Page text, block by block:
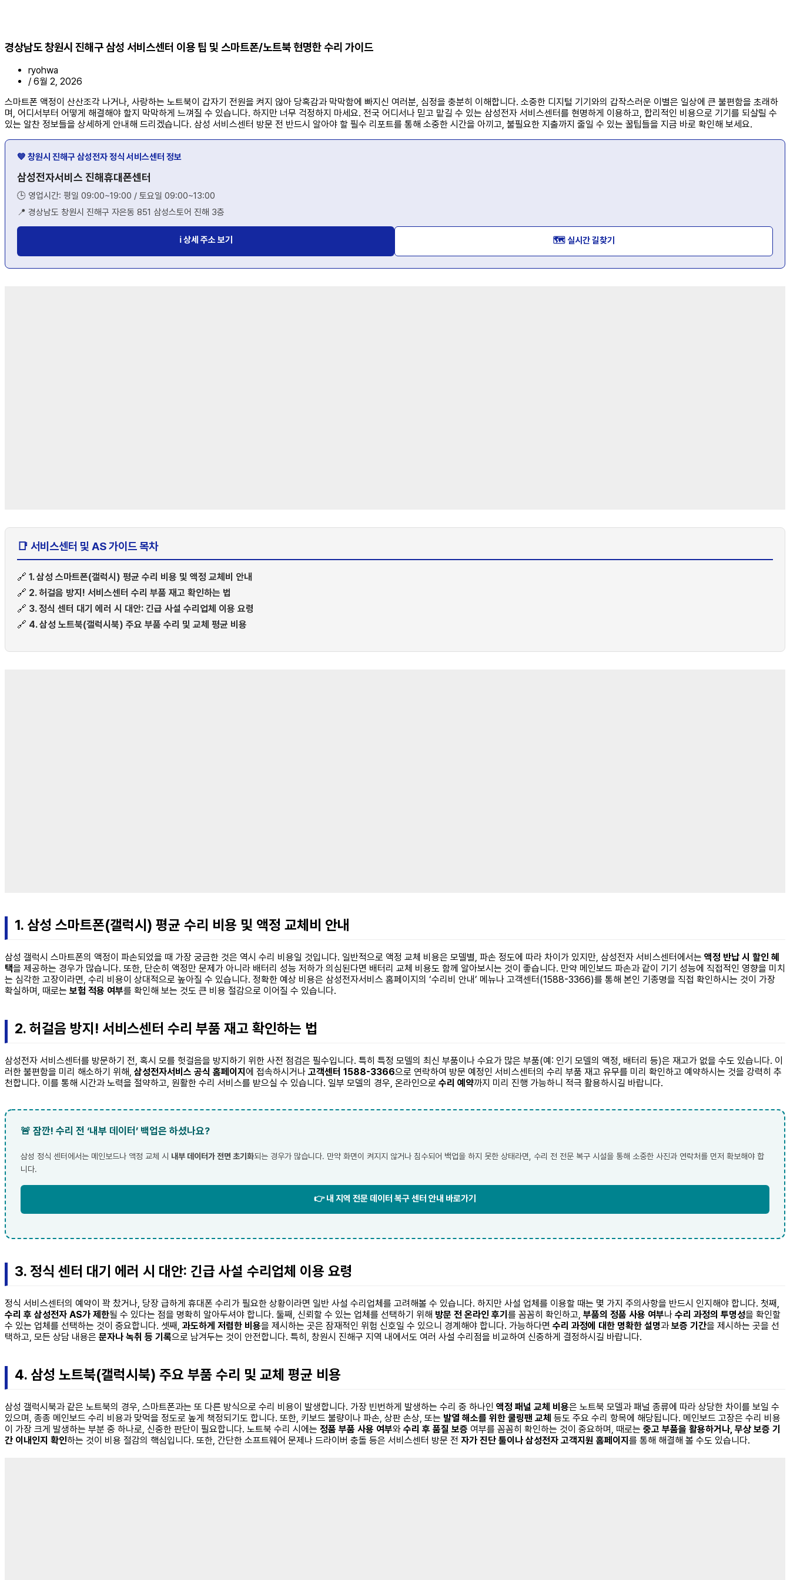
경상남도 창원시 진해구 삼성 서비스센터 이용 팁 및 스마트폰/노트북 현명한 수리 가이드
ryohwa
/ 6월 2, 2026
스마트폰 액정이 산산조각 나거나, 사랑하는 노트북이 갑자기 전원을 켜지 않아 당혹감과 막막함에 빠지신 여러분, 심정을 충분히 이해합니다. 소중한 디지털 기기와의 갑작스러운 이별은 일상에 큰 불편함을 초래하
며, 어디서부터 어떻게 해결해야 할지 막막하게 느껴질 수 있습니다. 하지만 너무 걱정하지 마세요. 전국 어디서나 믿고 맡길 수 있는 삼성전자 서비스센터를 현명하게 이용하고, 합리적인 비용으로 기기를 되살릴 수
있는 알찬 정보들을 상세하게 안내해 드리겠습니다. 삼성 서비스센터 방문 전 반드시 알아야 할 필수 리포트를 통해 소중한 시간을 아끼고, 불필요한 지출까지 줄일 수 있는 꿀팁들을 지금 바로 확인해 보세요.
💙 창원시 진해구 삼성전자 정식 서비스센터 정보
삼성전자서비스 진해휴대폰센터
🕒 영업시간: 평일 09:00~19:00 / 토요일 09:00~13:00
📍 경상남도 창원시 진해구 자은동 851 삼성스토어 진해 3층
ℹ️ 상세 주소 보기 🗺️ 실시간 길찾기
📑 서비스센터 및 AS 가이드 목차
🔗 1. 삼성 스마트폰(갤럭시) 평균 수리 비용 및 액정 교체비 안내
🔗 2. 허걸음 방지! 서비스센터 수리 부품 재고 확인하는 법
🔗 3. 정식 센터 대기 에러 시 대안: 긴급 사설 수리업체 이용 요령
🔗 4. 삼성 노트북(갤럭시북) 주요 부품 수리 및 교체 평균 비용
1. 삼성 스마트폰(갤럭시) 평균 수리 비용 및 액정 교체비 안내
삼성 갤럭시 스마트폰의 액정이 파손되었을 때 가장 궁금한 것은 역시 수리 비용일 것입니다. 일반적으로 액정 교체 비용은 모델별, 파손 정도에 따라 차이가 있지만, 삼성전자 서비스센터에서는 액정 반납 시 할인 혜
택을 제공하는 경우가 많습니다. 또한, 단순히 액정만 문제가 아니라 배터리 성능 저하가 의심된다면 배터리 교체 비용도 함께 알아보시는 것이 좋습니다. 만약 메인보드 파손과 같이 기기 성능에 직접적인 영향을 미치
는 심각한 고장이라면, 수리 비용이 상대적으로 높아질 수 있습니다. 정확한 예상 비용은 삼성전자서비스 홈페이지의 ‘수리비 안내’ 메뉴나 고객센터(1588-3366)를 통해 본인 기종명을 직접 확인하시는 것이 가장
확실하며, 때로는 보험 적용 여부를 확인해 보는 것도 큰 비용 절감으로 이어질 수 있습니다.
2. 허걸음 방지! 서비스센터 수리 부품 재고 확인하는 법
삼성전자 서비스센터를 방문하기 전, 혹시 모를 헛걸음을 방지하기 위한 사전 점검은 필수입니다. 특히 특정 모델의 최신 부품이나 수요가 많은 부품(예: 인기 모델의 액정, 배터리 등)은 재고가 없을 수도 있습니다. 이
러한 불편함을 미리 해소하기 위해, 삼성전자서비스 공식 홈페이지 에 접속하시거나 고객센터 1588-3366으로 연락하여 방문 예정인 서비스센터의 수리 부품 재고 유무를 미리 확인하고 예약하시는 것을 강력히 추
천합니다. 이를 통해 시간과 노력을 절약하고, 원활한 수리 서비스를 받으실 수 있습니다. 일부 모델의 경우, 온라인으로 수리 예약까지 미리 진행 가능하니 적극 활용하시길 바랍니다.
🚨 잠깐! 수리 전 ‘내부 데이터’ 백업은 하셨나요?
삼성 정식 센터에서는 메인보드나 액정 교체 시 내부 데이터가 전면 초기화되는 경우가 많습니다. 만약 화면이 켜지지 않거나 침수되어 백업을 하지 못한 상태라면, 수리 전 전문 복구 시설을 통해 소중한 사진과 연락처를 먼저 확보해야 합
니다.
👉 내 지역 전문 데이터 복구 센터 안내 바로가기
3. 정식 센터 대기 에러 시 대안: 긴급 사설 수리업체 이용 요령
정식 서비스센터의 예약이 꽉 찼거나, 당장 급하게 휴대폰 수리가 필요한 상황이라면 일반 사설 수리업체를 고려해볼 수 있습니다. 하지만 사설 업체를 이용할 때는 몇 가지 주의사항을 반드시 인지해야 합니다. 첫째,
수리 후 삼성전자 AS가 제한될 수 있다는 점을 명확히 알아두셔야 합니다. 둘째, 신뢰할 수 있는 업체를 선택하기 위해 방문 전 온라인 후기 를 꼼꼼히 확인하고, 부품의 정품 사용 여부나 수리 과정의 투명성을 확인할
수 있는 업체를 선택하는 것이 중요합니다. 셋째, 과도하게 저렴한 비용을 제시하는 곳은 잠재적인 위험 신호일 수 있으니 경계해야 합니다. 가능하다면 수리 과정에 대한 명확한 설명과보증 기간을 제시하는 곳을 선
택하고, 모든 상담 내용은 문자나 녹취 등 기록으로 남겨두는 것이 안전합니다. 특히, 창원시 진해구 지역 내에서도 여러 사설 수리점을 비교하여 신중하게 결정하시길 바랍니다.
4. 삼성 노트북(갤럭시북) 주요 부품 수리 및 교체 평균 비용
삼성 갤럭시북과 같은 노트북의 경우, 스마트폰과는 또 다른 방식으로 수리 비용이 발생합니다. 가장 빈번하게 발생하는 수리 중 하나인 액정 패널 교체 비용은 노트북 모델과 패널 종류에 따라 상당한 차이를 보일 수
있으며, 종종 메인보드 수리 비용과 맞먹을 정도로 높게 책정되기도 합니다. 또한, 키보드 불량이나 파손, 상판 손상, 또는 발열 해소를 위한 쿨링팬 교체 등도 주요 수리 항목에 해당됩니다. 메인보드 고장은 수리 비용
이 가장 크게 발생하는 부분 중 하나로, 신중한 판단이 필요합니다. 노트북 수리 시에는 정품 부품 사용 여부와 수리 후 품질 보증 여부를 꼼꼼히 확인하는 것이 중요하며, 때로는 중고 부품을 활용하거나, 무상 보증 기
간 이내인지 확인하는 것이 비용 절감의 핵심입니다. 또한, 간단한 소프트웨어 문제나 드라이버 충돌 등은 서비스센터 방문 전 자가 진단 툴이나 삼성전자 고객지원 홈페이지 를 통해 해결해 볼 수도 있습니다.